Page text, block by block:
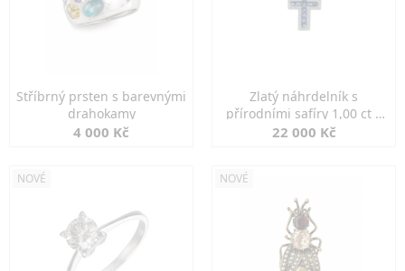
Stříbrný prsten s barevnými
drahokamy
4 000 Kč
Zlatý náhrdelník s
přírodními safíry 1,00 ct a
diamanty
22 000 Kč
NOVÉ NOVÉ